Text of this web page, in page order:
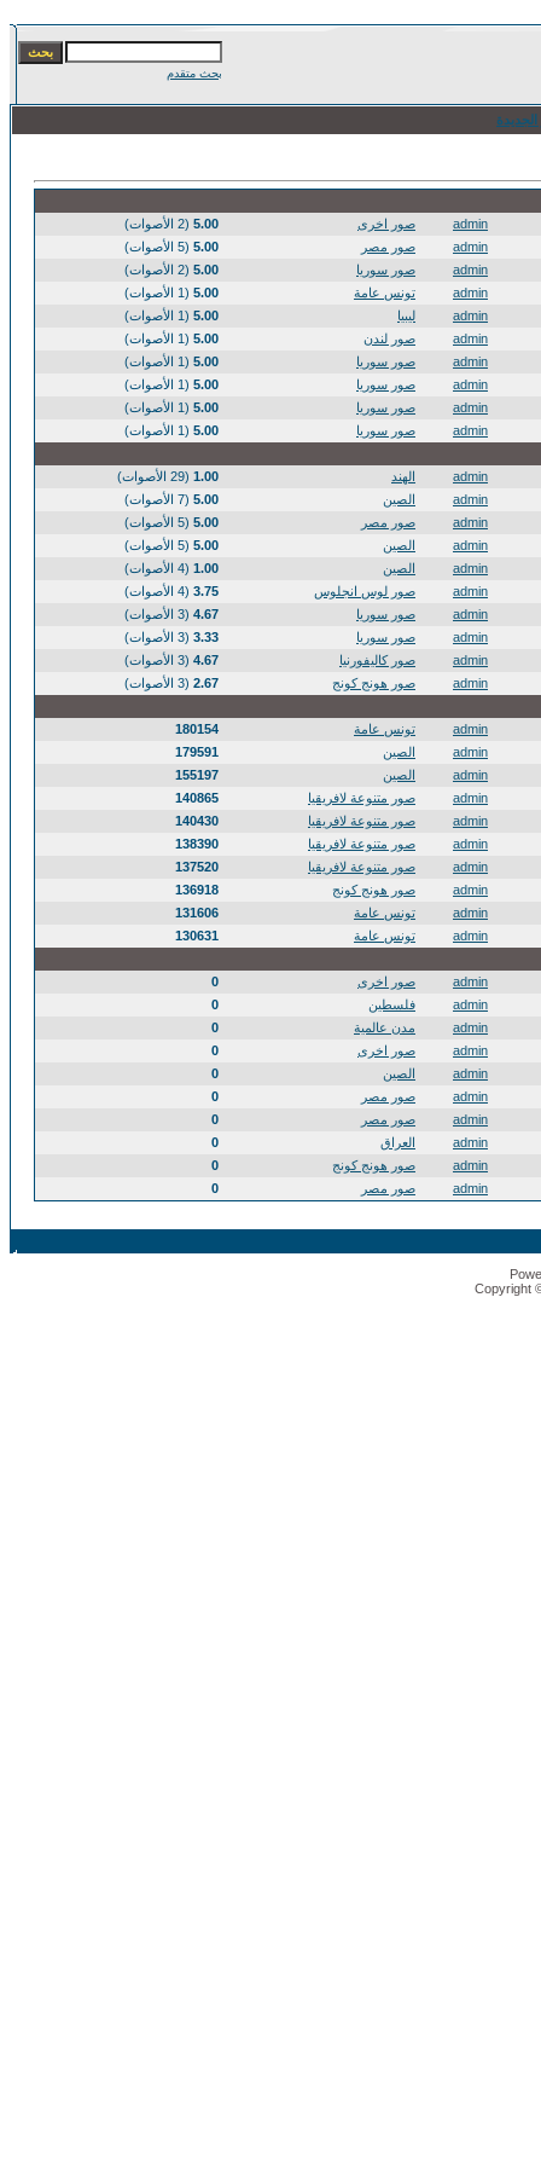
بحث متقدم
admin صور اخرى 5.00 (2 الأصوات)
admin
صور مصر 5.00 (5 الأصوات)
admin
صور سوريا 5.00 (2 الأصوات)
admin
تونس عامة 5.00 (1 الأصوات)
admin
ليبيا 5.00 (1 الأصوات)
admin
صور لندن 5.00 (1 الأصوات)
admin
صور سوريا 5.00 (1 الأصوات)
admin
صور سوريا 5.00 (1 الأصوات)
admin
صور سوريا 5.00 (1 الأصوات)
admin
صور سوريا 5.00 (1 الأصوات)
admin الهند 1.00 (29 الأصوات)
admin
الصين 5.00 (7 الأصوات)
admin
صور مصر 5.00 (5 الأصوات)
admin
الصين 5.00 (5 الأصوات)
admin
الصين 1.00 (4 الأصوات)
admin
صور لوس انجلوس 3.75 (4 الأصوات)
admin
صور سوريا 4.67 (3 الأصوات)
admin
صور سوريا 3.33 (3 الأصوات)
admin
صور كاليفورنيا 4.67 (3 الأصوات)
admin
صور هونج كونج 2.67 (3 الأصوات)
admin تونس عامة
180154
admin
الصين
179591
admin
الصين
155197
admin
صور متنوعة لافريقيا
140865
admin
صور متنوعة لافريقيا
140430
admin
صور متنوعة لافريقيا
138390
admin
صور متنوعة لافريقيا
137520
admin
صور هونج كونج
136918
admin
تونس عامة
131606
admin
تونس عامة 130631
admin صور اخرى
0
admin
فلسطين
0
admin
مدن عالمية
0
admin
صور اخرى
0
admin
الصين
0
admin
صور مصر
0
admin
صور مصر
0
admin
العراق
0
admin
صور هونج كونج
0
admin
صور مصر 0
Copyright